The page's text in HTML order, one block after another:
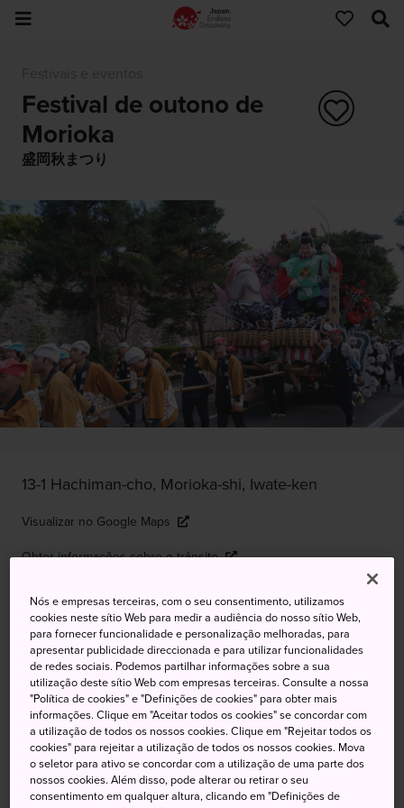
Festival de outono de
Morioka
盛岡秋まつり
13-1 Hachiman-cho, Morioka-shi, Iwate-ken
Visualizar no Google Maps
Obter informações sobre o trânsito
PALAVRAS-CHAVE MAPA
©Morioka Tourism & Convention Association
Um festival repleto de ação com
enormes carros alegóricos e
Nós e empresas terceiras, com o seu consentimento, utilizamos
cookies neste sítio Web para medir a audiência do nosso sítio Web,
para fornecer funcionalidade e personalização melhoradas, para
apresentar publicidade direccionada e para utilizar funcionalidades
de redes sociais. Podemos partilhar informações sobre a sua
utilização deste sítio Web com empresas terceiras. Consulte a nossa
"Política de cookies" e "Definições de cookies" para obter mais
informações. Clique em "Aceitar todos os cookies" se concordar com
a utilização de todos os nossos cookies. Clique em "Rejeitar todos os
cookies" para rejeitar a utilização de todos os nossos cookies. Mova
o seletor para ativo se concordar com a utilização de uma parte dos
nossos cookies. Além disso, pode alterar ou retirar o seu
consentimento em qualquer altura, clicando em "Definições de